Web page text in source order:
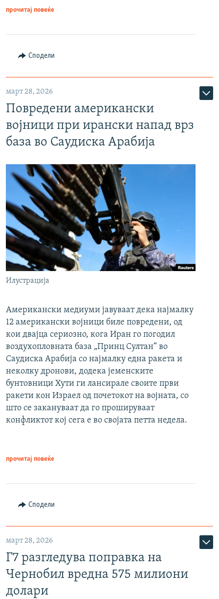
прочитај повеќе
Сподели
март 28, 2026
Повредени американски
војници при ирански напад врз
база во Саудиска Арабија
Илустрација
Американски медиуми јавуваат дека најмалку
12 американски војници биле повредени, од
кои двајца сериозно, кога Иран го погодил
воздухопловната база „Принц Султан“ во
Саудиска Арабија со најмалку една ракета и
неколку дронови, додека јеменските
бунтовници Хути ги лансирале своите први
ракети кон Израел од почетокот на војната, со
што се закануваат да го прошируваат
конфликтот кој сега е во својата петта недела.
прочитај повеќе
Сподели
март 28, 2026
Г7 разгледува поправка на
Чернобил вредна 575 милиони
долари